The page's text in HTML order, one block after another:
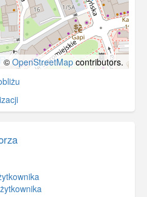
© OpenStreetMapcontributors.